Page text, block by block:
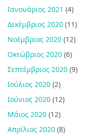
Ιανουάριος 2021 (4)
Δεκέμβριος 2020 (11)
Νοέμβριος 2020 (12)
Οκτώβριος 2020 (6)
Σεπτέμβριος 2020 (9)
Ιούλιος 2020 (2)
Ιούνιος 2020 (12)
Μάιος 2020 (12)
Απρίλιος 2020 (8)